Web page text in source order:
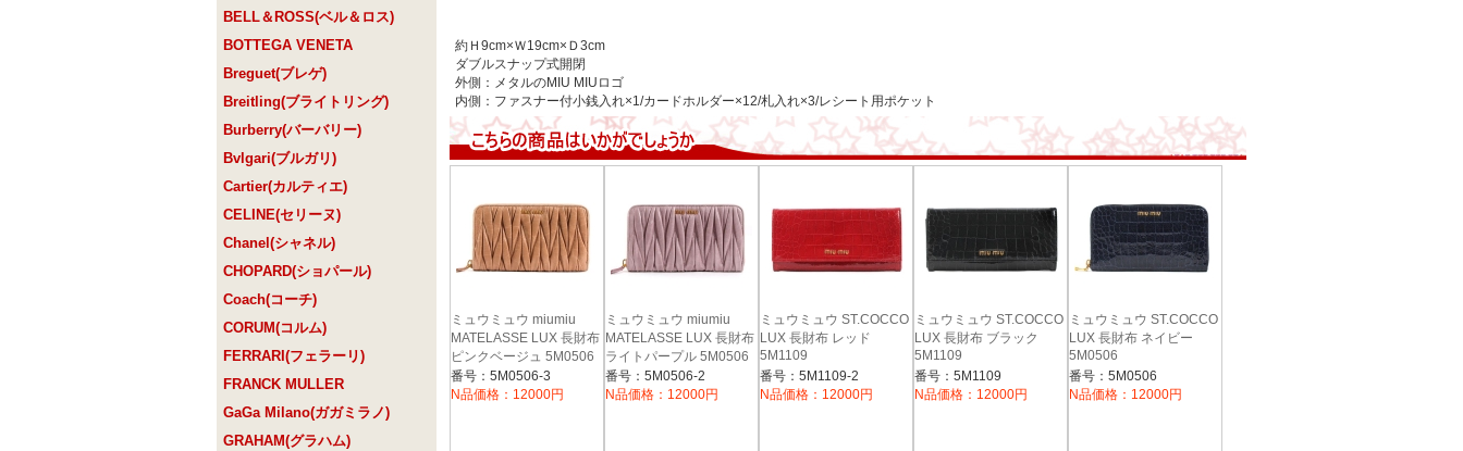
BELL＆ROSS(ベル＆ロス)
BOTTEGA VENETA
Breguet(ブレゲ)
Breitling(ブライトリング)
Burberry(バーバリー)
Bvlgari(ブルガリ)
Cartier(カルティエ)
CELINE(セリーヌ)
Chanel(シャネル)
CHOPARD(ショパール)
Coach(コーチ)
CORUM(コルム)
FERRARI(フェラーリ)
FRANCK MULLER
GaGa Milano(ガガミラノ)
GRAHAM(グラハム)
約Ｈ9cm×Ｗ19cm×Ｄ3cm
ダブルスナップ式開閉
外側：メタルのMIU MIUロゴ
内側：ファスナー付小銭入れ×1/カードホルダー×12/札入れ×3/レシート用ポケット
ミュウミュウ miumiu
MATELASSE LUX 長財布
ピンクベージュ 5M0506
番号：5M0506-3
N品価格：12000円
ミュウミュウ miumiu
MATELASSE LUX 長財布
ライトパープル 5M0506
番号：5M0506-2
N品価格：12000円
ミュウミュウ ST.COCCO
LUX 長財布 レッド
5M1109
番号：5M1109-2
N品価格：12000円
ミュウミュウ ST.COCCO
LUX 長財布 ブラック
5M1109
番号：5M1109
N品価格：12000円
ミュウミュウ ST.COCCO
LUX 長財布 ネイビー
5M0506
番号：5M0506
N品価格：12000円